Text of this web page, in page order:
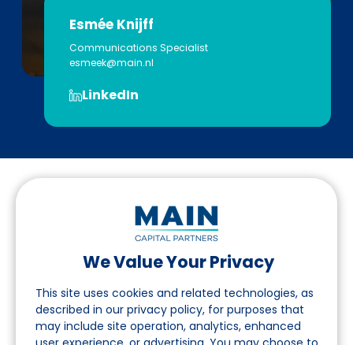
We Value Your Privacy
This site uses cookies and related technologies, as
described in our privacy policy, for purposes that
may include site operation, analytics, enhanced
Esmée Knijff
Communications Specialist
esmeek@main.nl
LinkedIn
Folgen Sie uns auf LinkedIn
Seite